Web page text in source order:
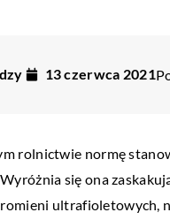
13 czerwca 2021
rolnictwie normę
się ona
ultrafioletowych,